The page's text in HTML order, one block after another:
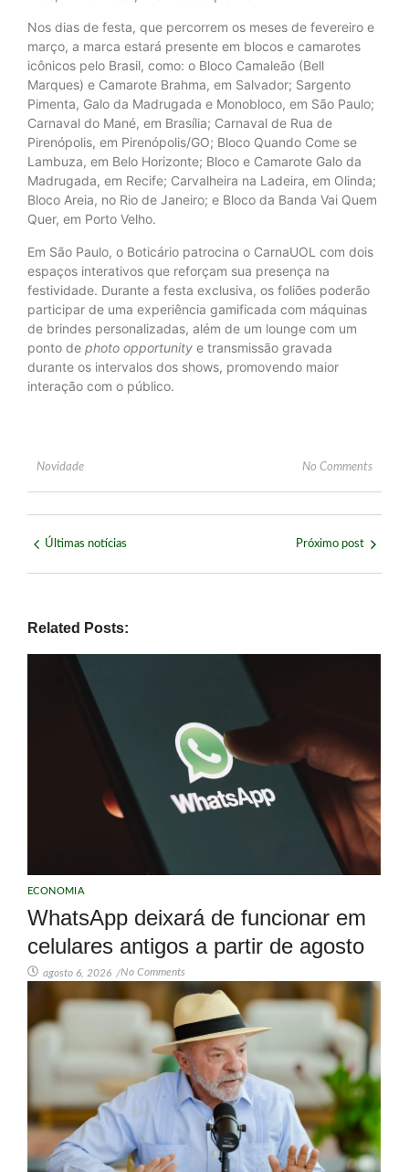
Nos dias de festa, que percorrem os meses de fevereiro e
março, a marca estará presente em blocos e camarotes
icônicos pelo Brasil, como: o Bloco Camaleão (Bell
Marques) e Camarote Brahma, em Salvador; Sargento
Pimenta, Galo da Madrugada e Monobloco, em São Paulo;
Carnaval do Mané, em Brasília; Carnaval de Rua de
Pirenópolis, em Pirenópolis/GO; Bloco Quando Come se
Lambuza, em Belo Horizonte; Bloco e Camarote Galo da
Madrugada, em Recife; Carvalheira na Ladeira, em Olinda;
Bloco Areia, no Rio de Janeiro; e Bloco da Banda Vai Quem
Quer, em Porto Velho.
Em São Paulo, o Boticário patrocina o CarnaUOL com dois
espaços interativos que reforçam sua presença na
festividade. Durante a festa exclusiva, os foliões poderão
participar de uma experiência gamificada com máquinas
de brindes personalizadas, além de um lounge com um
ponto de photo opportunity e transmissão gravada
durante os intervalos dos shows, promovendo maior
interação com o público.
Novidade No Comments
Últimas notícias Próximo post
Related Posts:
ECONOMIA
WhatsApp deixará de funcionar em
celulares antigos a partir de agosto
agosto 6, 2026 /No Comments